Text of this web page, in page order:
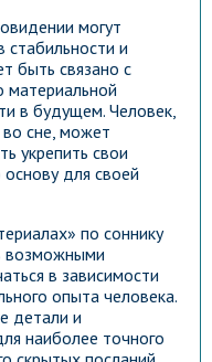
могут
и
быть связано с
материальной
в будущем. Человек,
сне, может
укрепить свои
для своей
по соннику
возможными
в зависимости
опыта человека.
детали и
наиболее точного